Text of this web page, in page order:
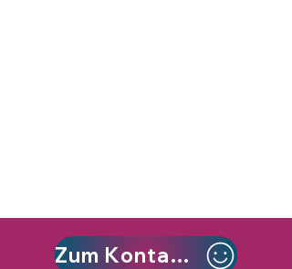
Zum Kontaktformular